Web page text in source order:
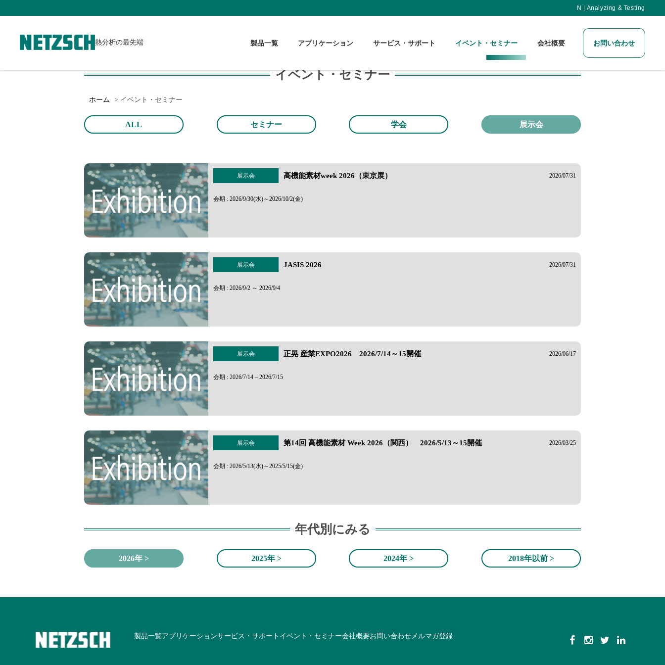
N | Analyzing & Testing
熱分析の最先端 製品一覧 アプリケーション サービス・サポート イベント・セミナー 会社概要 お問い合わせ
イベント・セミナー
ホーム イベント・セミナー
ALL セミナー 学会 展示会
展示会 高機能素材week 2026（東京展） 2026/07/31
会期 : 2026/9/30(水)～2026/10/2(金)
展示会 JASIS 2026 2026/07/31
会期 : 2026/9/2 ～ 2026/9/4
展示会 正晃 産業EXPO2026 2026/7/14～15開催 2026/06/17
会期 : 2026/7/14 – 2026/7/15
展示会 第14回 高機能素材 Week 2026（関西） 2026/5/13～15開催 2026/03/25
会期 : 2026/5/13(水)～2025/5/15(金)
年代別にみる
2026年 > 2025年 > 2024年 > 2018年以前 >
製品一覧アプリケーションサービス・サポート イベント・セミナー会社概要お問い合わせ メルマガ登録